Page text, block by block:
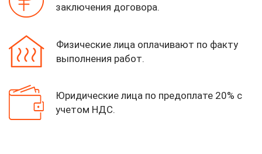
заключения договора.
Физические лица оплачивают по факту
выполнения работ.
Юридические лица по предоплате 20% с
учетом НДС.